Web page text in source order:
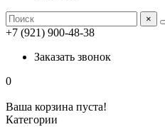
×
+7 (921) 900-48-38
Заказать звонок
0
Ваша корзина пуста!
Категории